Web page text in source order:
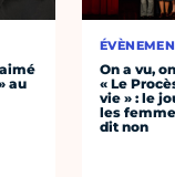
au
On a vu,
« Le
vie » : le
les
dit non